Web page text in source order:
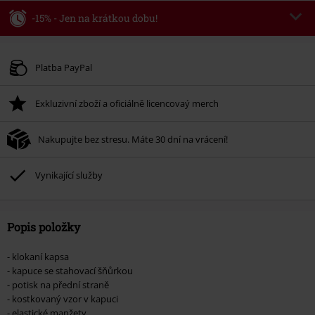
-15% - Jen na krátkou dobu!
Platné do 8/9/26
Po zadání kódu v košíku, se sleva uplatní automaticky.
Nelze kombinovat s jinými akciovými kódy. Sleva se nevztahuje na: knihy,
média, vstupenky, Rammstein, (Till) Lindemann, Böhse Onkelz, Broilers, Die
podpoříte nadaci.
Platba PayPal
Exkluzivní zboží a oficiálně licencovaý merch
Nakupujte bez stresu. Máte 30 dní na vrácení!
Vynikající služby
Popis položky
- klokaní kapsa
- kapuce se stahovací šňůrkou
- potisk na přední straně
- kostkovaný vzor v kapuci